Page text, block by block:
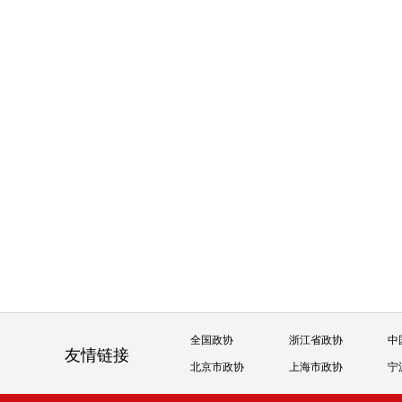
友情链接
全国政协 浙江省政协 中
北京市政协 上海市政协 宁